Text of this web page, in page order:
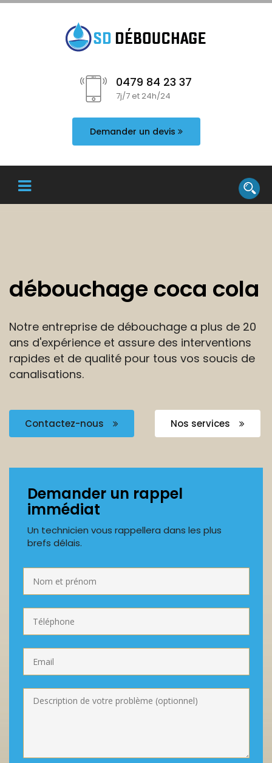
0479 84 23 37
7j/7 et 24h/24
Demander un devis
débouchage coca cola
Notre entreprise de débouchage a plus de 20
ans d'expérience et assure des interventions
rapides et de qualité pour tous vos soucis de
canalisations.
Contactez-nous Nos services
Demander un rappel
immédiat
Un technicien vous rappellera dans les plus
brefs délais.